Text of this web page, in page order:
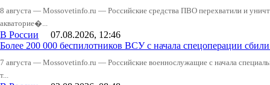
8 августа — Mossovetinfo.ru — Российские средства ПВО перехватили и
акваторие�...
В России 07.08.2026, 12:46
Более 200 000 беспилотников ВСУ с начала спецоперации
7 августа — Mossovetinfo.ru — Российские военнослужащие с начала
т...